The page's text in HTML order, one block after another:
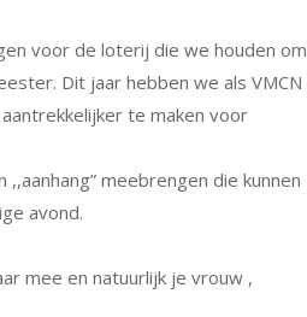
voor de loterij die we houden om
Dit jaar hebben we als VMCN
te maken voor
meebrengen die kunnen
avond.
mee en natuurlijk je vrouw ,